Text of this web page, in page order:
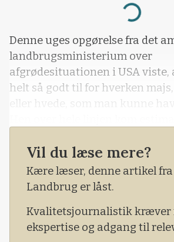
Loading...
Denne uges opgørelse fra det
landbrugsministerium over
afgrødesituationen i USA viste,
helt så godt til for hverken
eller hvede, som man kunne
kvalitet og høstfremgang ind
markedets forventninger. Det
gang siden maj, at vi nu får lidt
Vil du læse mere?
Kære læser, denne artikel
Landbrug er låst.
Kvalitetsjournalistik kræver
ekspertise og adgang til